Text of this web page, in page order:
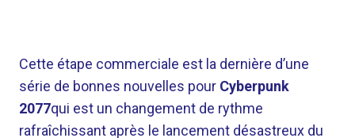
Cette étape commerciale est la dernière d’une
série de bonnes nouvelles pour Cyberpunk
2077qui est un changement de rythme
rafraîchissant après le lancement désastreux du